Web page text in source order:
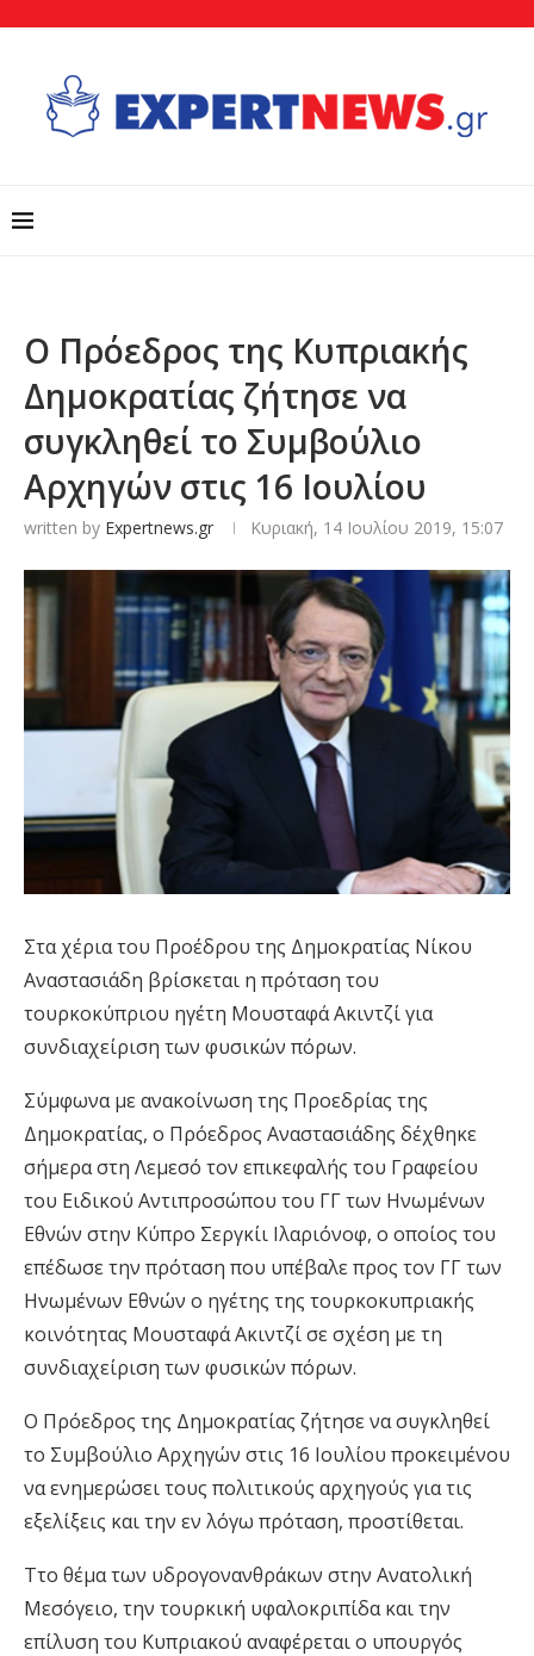
Ο Πρόεδρος της Κυπριακής
Δημοκρατίας ζήτησε να
συγκληθεί το Συμβούλιο
Αρχηγών στις 16 Ιουλίου
written by Expertnews.gr Κυριακή, 14 Ιουλίου 2019, 15:07
Στα χέρια του Προέδρου της Δημοκρατίας Νίκου
Αναστασιάδη βρίσκεται η πρόταση του
τουρκοκύπριου ηγέτη Μουσταφά Ακιντζί για
συνδιαχείριση των φυσικών πόρων.
Σύμφωνα με ανακοίνωση της Προεδρίας της
Δημοκρατίας, ο Πρόεδρος Αναστασιάδης δέχθηκε
σήμερα στη Λεμεσό τον επικεφαλής του Γραφείου
του Ειδικού Αντιπροσώπου του ΓΓ των Ηνωμένων
Εθνών στην Κύπρο Σεργκίι Ιλαριόνοφ, ο οποίος του
επέδωσε την πρόταση που υπέβαλε προς τον ΓΓ των
Ηνωμένων Εθνών ο ηγέτης της τουρκοκυπριακής
κοινότητας Μουσταφά Ακιντζί σε σχέση με τη
συνδιαχείριση των φυσικών πόρων.
Ο Πρόεδρος της Δημοκρατίας ζήτησε να συγκληθεί
το Συμβούλιο Αρχηγών στις 16 Ιουλίου προκειμένου
να ενημερώσει τους πολιτικούς αρχηγούς για τις
εξελίξεις και την εν λόγω πρόταση, προστίθεται.
Ττο θέμα των υδρογονανθράκων στην Ανατολική
Μεσόγειο, την τουρκική υφαλοκριπίδα και την
επίλυση του Κυπριακού αναφέρεται ο υπουργός